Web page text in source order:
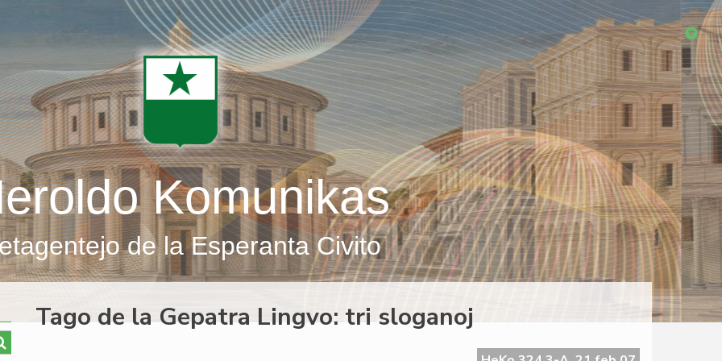
Komunikas
de la Esperanta Civito
Tago de la Gepatra Lingvo: tri sloganoj